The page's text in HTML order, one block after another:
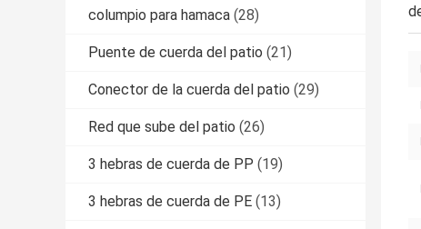
columpio para hamaca (28)
Puente de cuerda del patio (21)
Conector de la cuerda del patio (29)
Red que sube del patio (26)
3 hebras de cuerda de PP (19)
3 hebras de cuerda de PE (13)